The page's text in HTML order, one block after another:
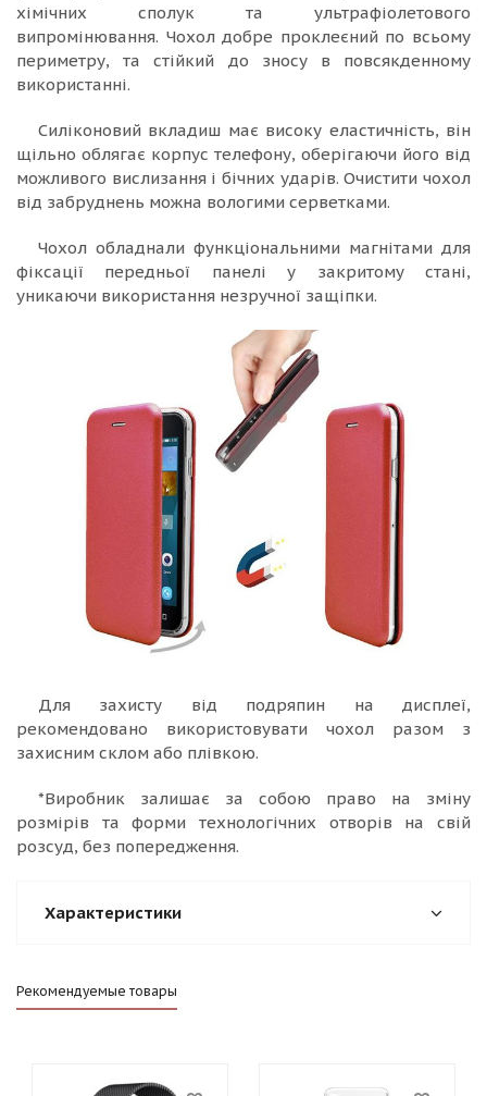
хімічних сполук та ультрафіолетового
випромінювання. Чохол добре проклеєний по всьому
периметру, та стійкий до зносу в повсякденному
використанні.
Силіконовий вкладиш має високу еластичність, він
щільно облягає корпус телефону, оберігаючи його від
можливого вислизання і бічних ударів. Очистити чохол
від забруднень можна вологими серветками.
Чохол обладнали функціональними магнітами для
фіксації передньої панелі у закритому стані,
уникаючи використання незручної защіпки.
Для захисту від подряпин на дисплеї,
рекомендовано використовувати чохол разом з
захисним склом або плівкою.
*Виробник залишає за собою право на зміну
розмірів та форми технологічних отворів на свій
розсуд, без попередження.
Характеристики
Рекомендуемые товары